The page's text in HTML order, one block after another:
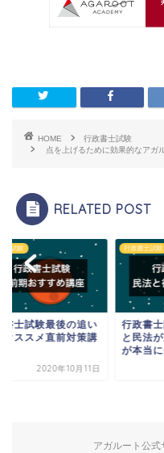
HOME
行政書士試験
点を上げるために効果的なアガ
RELATED POST
士試験
書士試験最後の追い
オススメ直前対策講
2020年10月11日
行政書士試験
行政書
と民法
が本当
アガルート公